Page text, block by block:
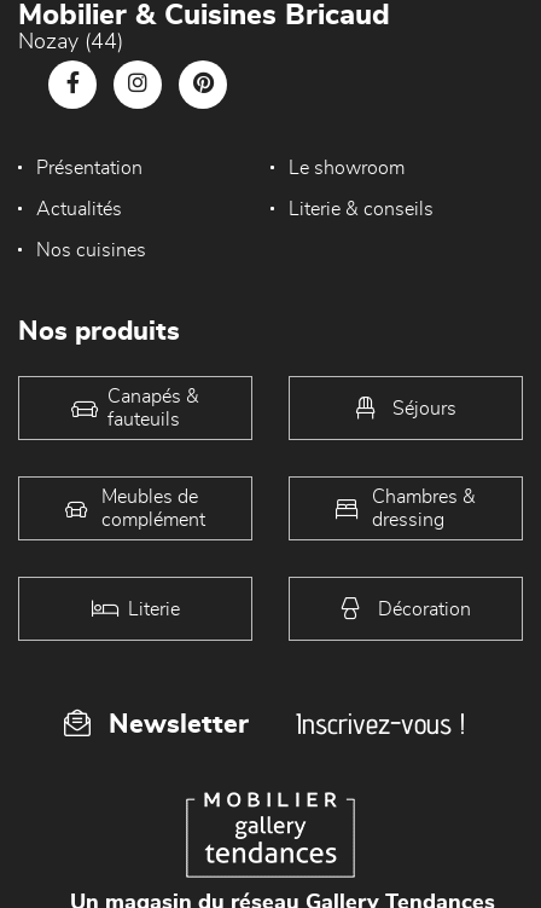
Mobilier & Cuisines Bricaud
Nozay (44)
Présentation Le showroom
Actualités Literie & conseils
Nos cuisines
Nos produits
Canapés &
fauteuils
Séjours
Meubles de
complément
Chambres &
dressing
Literie Décoration
Newsletter Inscrivez-vous !
Un magasin du réseau Gallery Tendances